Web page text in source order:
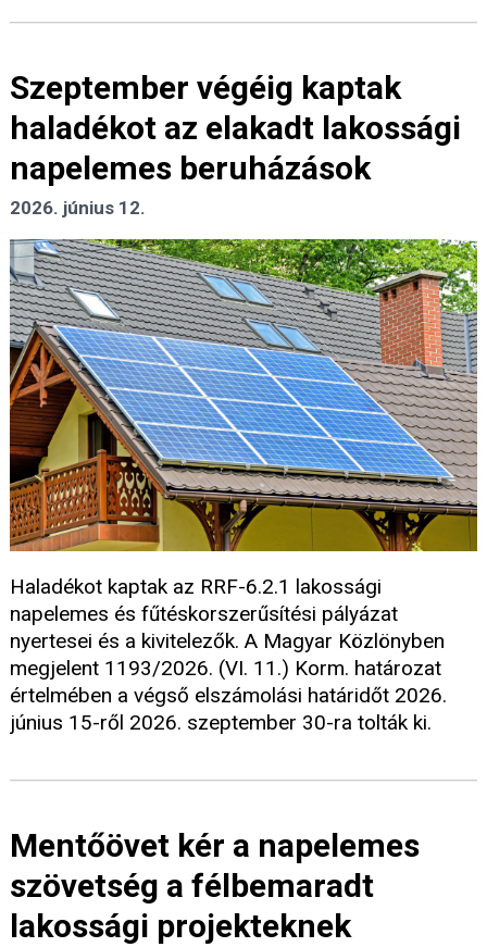
Szeptember végéig kaptak
haladékot az elakadt lakossági
napelemes beruházások
2026. június 12.
Haladékot kaptak az RRF-6.2.1 lakossági
napelemes és fűtéskorszerűsítési pályázat
nyertesei és a kivitelezők. A Magyar Közlönyben
megjelent 1193/2026. (VI. 11.) Korm. határozat
értelmében a végső elszámolási határidőt 2026.
június 15-ről 2026. szeptember 30-ra tolták ki.
Mentőövet kér a napelemes
szövetség a félbemaradt
lakossági projekteknek